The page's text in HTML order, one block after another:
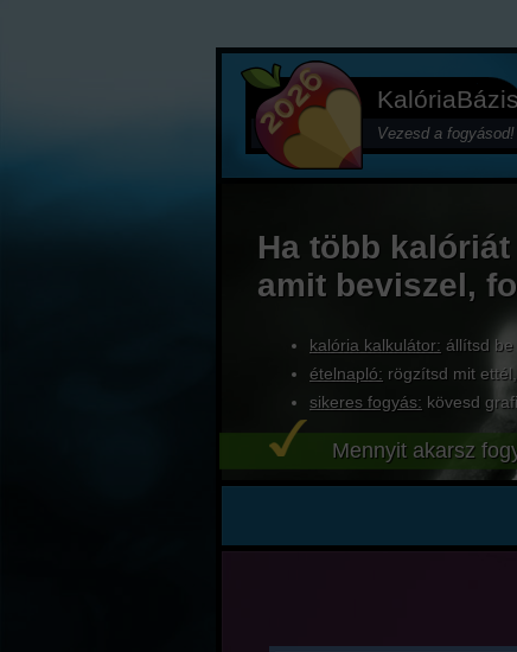
Vezesd a fogyásod!
Ha több
amit beviszel,
kalória kalkulátor: állítsd
ételnapló: rögzítsd mit
sikeres fogyás: kövesd
Mennyit akarsz